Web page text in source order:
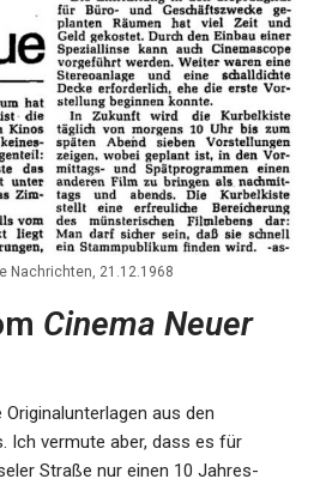
Nachrichten, 21.12.1968
Cinema Neuer
aus den
Ich vermute aber, dass es für
Straße nur einen 10 Jahres-